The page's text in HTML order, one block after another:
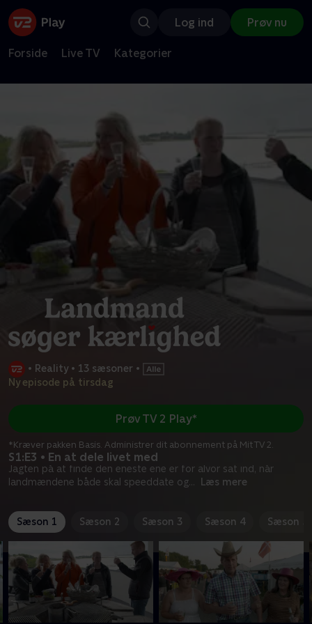
Log ind Prøv nu
Forside Live TV Kategorier
• Reality • 13 sæsoner •
Ny episode på tirsdag
S1:E3 • En at dele livet med
Jagten på at finde den eneste ene er for alvor sat ind, når
landmændene både skal speeddate og... Læs mere
Prøv TV 2 Play*
*Kræver pakken Basis. Administrer dit abonnement på Mit TV 2.
Sæson 1 Sæson 2 Sæson 3 Sæson 4 Sæson 5